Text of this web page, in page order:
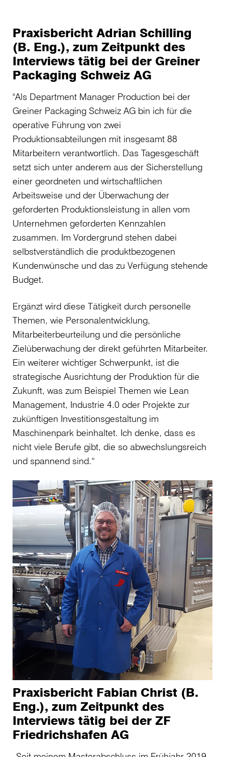
Praxisbericht Adrian Schilling
(B. Eng.), zum Zeitpunkt des
Interviews tätig bei der Greiner
Packaging Schweiz AG
"Als Department Manager Production bei der
Greiner Packaging Schweiz AG bin ich für die
operative Führung von zwei
Produktionsabteilungen mit insgesamt 88
Mitarbeitern verantwortlich. Das Tagesgeschäft
setzt sich unter anderem aus der Sicherstellung
einer geordneten und wirtschaftlichen
Arbeitsweise und der Überwachung der
geforderten Produktionsleistung in allen vom
Unternehmen geforderten Kennzahlen
zusammen. Im Vordergrund stehen dabei
selbstverständlich die produktbezogenen
Kundenwünsche und das zu Verfügung stehende
Budget.
Ergänzt wird diese Tätigkeit durch personelle
Themen, wie Personalentwicklung,
Mitarbeiterbeurteilung und die persönliche
Zielüberwachung der direkt geführten Mitarbeiter.
Ein weiterer wichtiger Schwerpunkt, ist die
strategische Ausrichtung der Produktion für die
Zukunft, was zum Beispiel Themen wie Lean
Management, Industrie 4.0 oder Projekte zur
zukünftigen Investitionsgestaltung im
Maschinenpark beinhaltet. Ich denke, dass es
nicht viele Berufe gibt, die so abwechslungsreich
und spannend sind.“
Praxisbericht Fabian Christ (B.
Eng.), zum Zeitpunkt des
Interviews tätig bei der ZF
Friedrichshafen AG